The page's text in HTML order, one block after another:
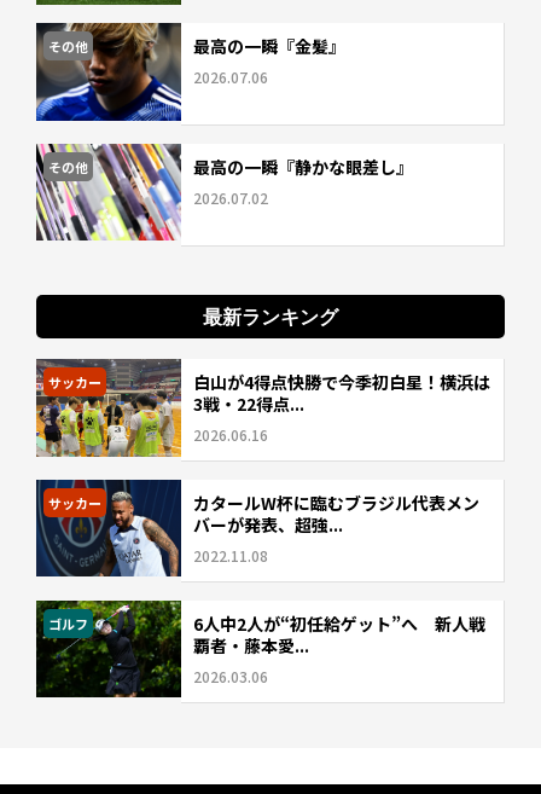
その他 最高の一瞬『金髪』
2026.07.06
その他 最高の一瞬『静かな眼差し』
2026.07.02
最新ランキング
サッカー
白山が4得点快勝で今季初白星！横浜は
3戦・22得点...
2026.06.16
サッカー
カタールW杯に臨むブラジル代表メン
バーが発表、超強...
2022.11.08
ゴルフ
6人中2人が“初任給ゲット”へ 新人戦
覇者・藤本愛...
2026.03.06